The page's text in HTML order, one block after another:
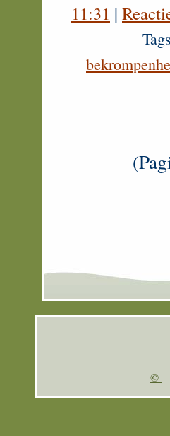
11:31 |
©